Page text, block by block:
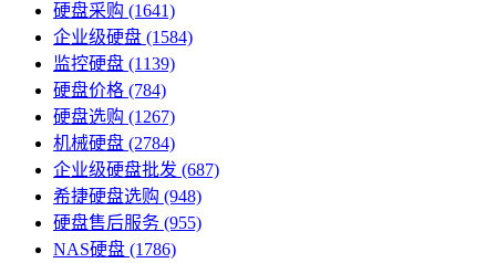
硬盘采购 (1641)
企业级硬盘 (1584)
监控硬盘 (1139)
硬盘价格 (784)
硬盘选购 (1267)
机械硬盘 (2784)
企业级硬盘批发 (687)
希捷硬盘选购 (948)
硬盘售后服务 (955)
NAS硬盘 (1786)